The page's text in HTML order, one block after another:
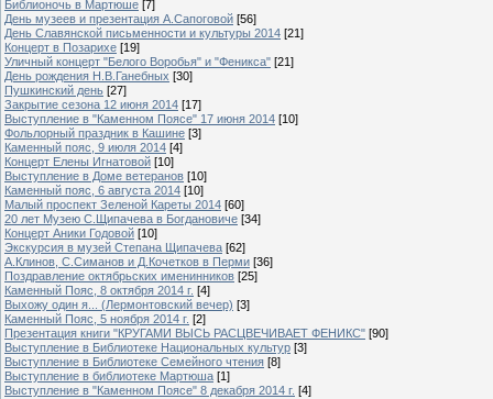
Библионочь в Мартюше [7]
День музеев и презентация А.Сапоговой [56]
День Славянской письменности и культуры 2014 [21]
Концерт в Позарихе [19]
Уличный концерт "Белого Воробья" и "Феникса" [21]
День рождения Н.В.Ганебных [30]
Пушкинский день [27]
Закрытие сезона 12 июня 2014 [17]
Выступление в "Каменном Поясе" 17 июня 2014 [10]
Фольлорный праздник в Кашине [3]
Каменный пояс, 9 июля 2014 [4]
Концерт Елены Игнатовой [10]
Выступление в Доме ветеранов [10]
Каменный пояс, 6 августа 2014 [10]
Малый проспект Зеленой Кареты 2014 [60]
20 лет Музею С.Щипачева в Богдановиче [34]
Концерт Аники Годовой [10]
Экскурсия в музей Степана Щипачева [62]
А.Клинов, С.Симанов и Д.Кочетков в Перми [36]
Поздравление октябрьских именинников [25]
Каменный Пояс, 8 октября 2014 г. [4]
Выхожу один я... (Лермонтовский вечер) [3]
Каменный Пояс, 5 ноября 2014 г. [2]
Презентация книги "КРУГАМИ ВЫСЬ РАСЦВЕЧИВАЕТ ФЕНИКС" [90]
Выступление в Библиотеке Национальных культур [3]
Выступление в Библиотеке Семейного чтения [8]
Выступление в библиотеке Мартюша [1]
Выступление в "Каменном Поясе" 8 декабря 2014 г. [4]